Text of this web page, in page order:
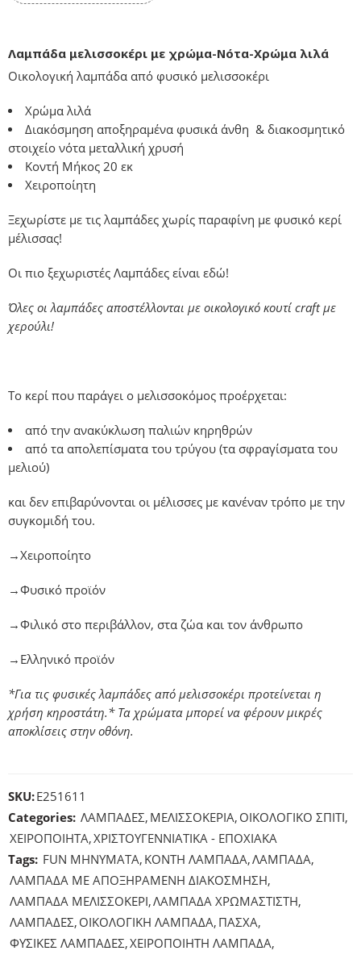
Λαμπάδα μελισσοκέρι με χρώμα-Νότα-Χρώμα λιλά
Οικολογική λαμπάδα από φυσικό μελισσοκέρι
Χρώμα λιλά
Διακόσμηση αποξηραμένα φυσικά άνθη & διακοσμητικό
στοιχείο νότα μεταλλική χρυσή
Κοντή Μήκος 20 εκ
Χειροποίητη
Ξεχωρίστε με τις λαμπάδες χωρίς παραφίνη με φυσικό κερί
μέλισσας!
Οι πιο ξεχωριστές Λαμπάδες είναι εδώ!
Όλες οι λαμπάδες αποστέλλονται με οικολογικό κουτί craft με
χερούλι!
Το κερί που παράγει ο μελισσοκόμος προέρχεται:
από την ανακύκλωση παλιών κηρηθρών
από τα απολεπίσματα του τρύγου (τα σφραγίσματα του
μελιού)
και δεν επιβαρύνονται οι μέλισσες με κανέναν τρόπο με την
συγκομιδή του.
→Χειροποίητο
→Φυσικό προϊόν
→Φιλικό στο περιβάλλον, στα ζώα και τον άνθρωπο
→Ελληνικό προϊόν
*Για τις φυσικές λαμπάδες από μελισσοκέρι προτείνεται η
χρήση κηροστάτη.* Τα χρώματα μπορεί να φέρουν μικρές
αποκλίσεις στην οθόνη.
SKU:E251611
Categories: ΛΑΜΠΑΔΕΣ, ΜΕΛΙΣΣΟΚΕΡΙΑ, ΟΙΚΟΛΟΓΙΚΟ ΣΠΙΤΙ,
ΧΕΙΡΟΠΟΙΗΤΑ,ΧΡΙΣΤΟΥΓΕΝΝΙΑΤΙΚΑ - ΕΠΟΧΙΑΚΑ
Tags: FUN ΜΗΝΥΜΑΤΑ, ΚΟΝΤΗ ΛΑΜΠΑΔΑ,ΛΑΜΠΑΔΑ,
ΛΑΜΠΑΔΑ ΜΕ ΑΠΟΞΗΡΑΜΕΝΗ ΔΙΑΚΟΣΜΗΣΗ,
ΛΑΜΠΑΔΑ ΜΕΛΙΣΣΟΚΕΡΙ,ΛΑΜΠΑΔΑ ΧΡΩΜΑΣΤΙΣΤΗ,
ΛΑΜΠΑΔΕΣ, ΟΙΚΟΛΟΓΙΚΗ ΛΑΜΠΑΔΑ, ΠΑΣΧΑ,
ΦΥΣΙΚΕΣ ΛΑΜΠΑΔΕΣ,ΧΕΙΡΟΠΟΙΗΤΗ ΛΑΜΠΑΔΑ,